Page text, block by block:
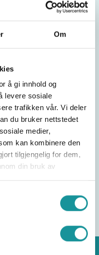
Om
å gi innhold og
levere sosiale
trafikken vår. Vi deler
du bruker nettstedet
medier,
kan kombinere den
tilgjengelig for dem,
din bruk av